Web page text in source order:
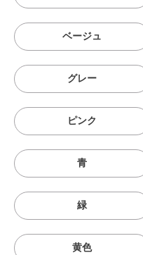
ベージュ
グレー
ピンク
青
緑
黄色